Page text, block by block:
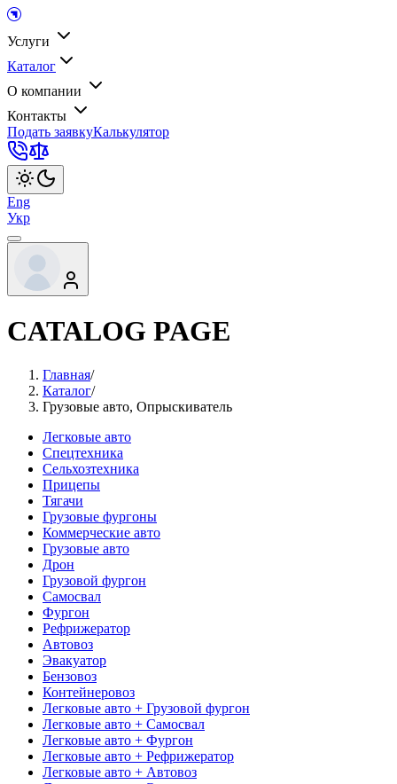
Услуги
Каталог
О компании
Контакты
Подать заявкуКалькулятор
Eng
Укр
CATALOG PAGE
Главная/
Каталог/
Грузовые авто, Опрыскиватель
Легковые авто
Спецтехника
Сельхозтехника
Прицепы
Тягачи
Грузовые фургоны
Коммерческие авто
Грузовые авто
Дрон
Грузовой фургон
Самосвал
Фургон
Рефрижератор
Автовоз
Эвакуатор
Бензовоз
Контейнеровоз
Легковые авто + Грузовой фургон
Легковые авто + Самосвал
Легковые авто + Фургон
Легковые авто + Рефрижератор
Легковые авто + Автовоз